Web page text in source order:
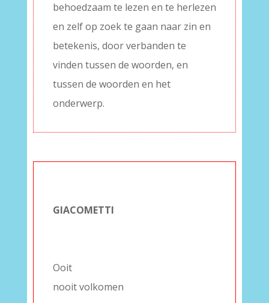
behoedzaam te lezen en te herlezen
en zelf op zoek te gaan naar zin en
betekenis, door verbanden te
vinden tussen de woorden, en
tussen de woorden en het
onderwerp.
GIACOMETTI
Ooit
nooit volkomen